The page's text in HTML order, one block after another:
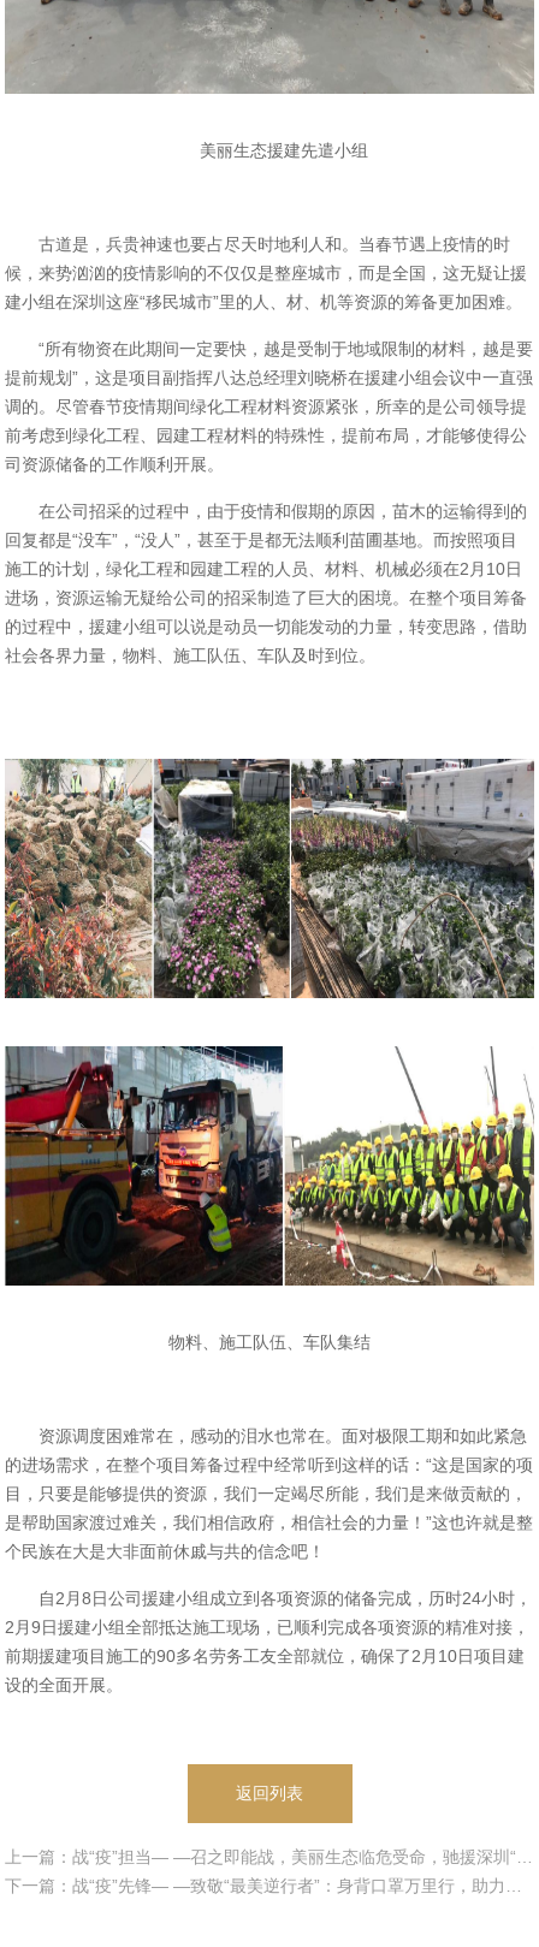
美丽生态援建先遣小组
古道是，兵贵神速也要占尽天时地利人和。当春节遇上疫情的时
候，来势汹汹的疫情影响的不仅仅是整座城市，而是全国，这无疑让援
建小组在深圳这座“移民城市”里的人、材、机等资源的筹备更加困难。
“所有物资在此期间一定要快，越是受制于地域限制的材料，越是要
提前规划”，这是项目副指挥八达总经理刘晓桥在援建小组会议中一直强
调的。尽管春节疫情期间绿化工程材料资源紧张，所幸的是公司领导提
前考虑到绿化工程、园建工程材料的特殊性，提前布局，才能够使得公
司资源储备的工作顺利开展。
在公司招采的过程中，由于疫情和假期的原因，苗木的运输得到的
回复都是“没车”，“没人”，甚至于是都无法顺利苗圃基地。而按照项目
施工的计划，绿化工程和园建工程的人员、材料、机械必须在2月10日
进场，资源运输无疑给公司的招采制造了巨大的困境。在整个项目筹备
的过程中，援建小组可以说是动员一切能发动的力量，转变思路，借助
社会各界力量，物料、施工队伍、车队及时到位。
物料、施工队伍、车队集结
资源调度困难常在，感动的泪水也常在。面对极限工期和如此紧急
的进场需求，在整个项目筹备过程中经常听到这样的话：“这是国家的项
目，只要是能够提供的资源，我们一定竭尽所能，我们是来做贡献的，
是帮助国家渡过难关，我们相信政府，相信社会的力量！”这也许就是整
个民族在大是大非面前休戚与共的信念吧！
自2月8日公司援建小组成立到各项资源的储备完成，历时24小时，
2月9日援建小组全部抵达施工现场，已顺利完成各项资源的精准对接，
前期援建项目施工的90多名劳务工友全部就位，确保了2月10日项目建
设的全面开展。
返回列表